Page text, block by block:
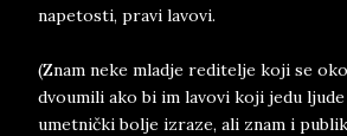
napetosti, pravi lavovi.
(Znam neke mladje reditelje koji se
dvoumili ako bi im lavovi koji jedu
umetnički bolje izraze, ali znam i